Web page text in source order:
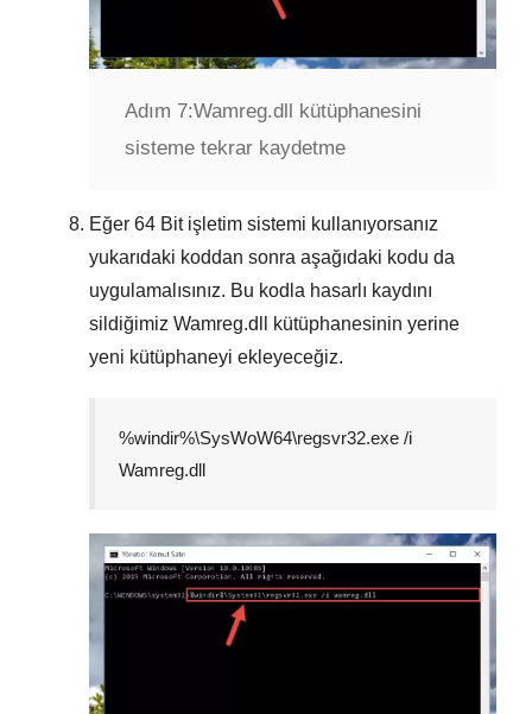
Adım 7:Wamreg.dll kütüphanesini
sisteme tekrar kaydetme
Eğer 64 Bitişletim sistemi kullanıyorsanız
yukarıdaki koddan sonra aşağıdaki kodu da
uygulamalısınız. Bu kodla hasarlı kaydını
sildiğimiz Wamreg.dll
kütüphanesinin yerine
yeni kütüphaneyi ekleyeceğiz.
%windir%\SysWoW64\regsvr32.exe /i
Wamreg.dll